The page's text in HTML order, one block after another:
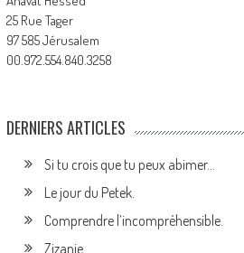
25 Rue Tager
97 585 Jérusalem
00.972.554.840.3258
DERNIERS ARTICLES
Si tu crois que tu peux abimer…
Le jour du Petek.
Comprendre l’incompréhensible.
Zizanie.